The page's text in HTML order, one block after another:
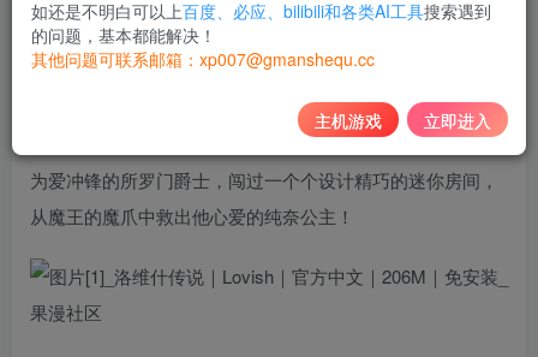
黄金会员免费
《Lovish》是一款别出心裁的8-bit动作冒险游戏！你将扮演
为爱冲锋的所罗门爵士，闯过一个个设计精巧的迷你房间，
从魔王的魔爪中救出他心爱的纯奈公主！
如还是不明白可以上百度、必应、bilibili和各类AI工具搜索遇到
的问题，基本都能解决！
其他问题可联系邮箱：xp007@gmanshequ.cc
主机游戏 立即进入